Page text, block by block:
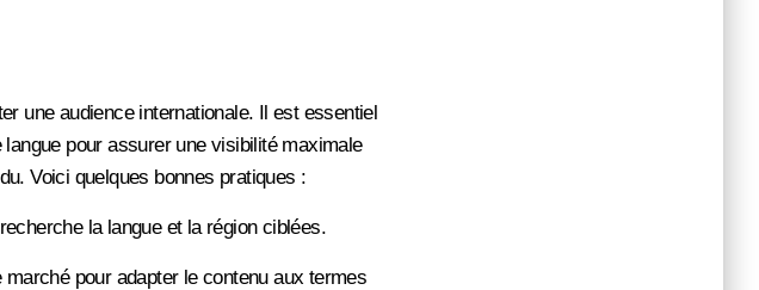
une audience internationale. Il est essentiel
pour assurer une visibilité maximale
Voici quelques bonnes pratiques :
la langue et la région ciblées.
pour adapter le contenu aux termes